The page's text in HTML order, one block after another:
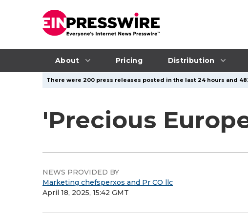
About Pricing Distribution
There were 200 press releases posted in the last 24 hours and
'Precious
NEWS PROVIDED BY
Marketing chefsperxos and Pr CO llc
April 18, 2025, 15:42 GMT